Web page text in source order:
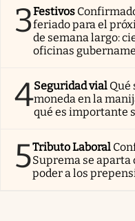
3Festivos
feriado para el
de semana largo:
oficinas
4Seguridad vial Qué
moneda en la
qué es importante
5Tributo Laboral
Suprema se aparta
poder a los